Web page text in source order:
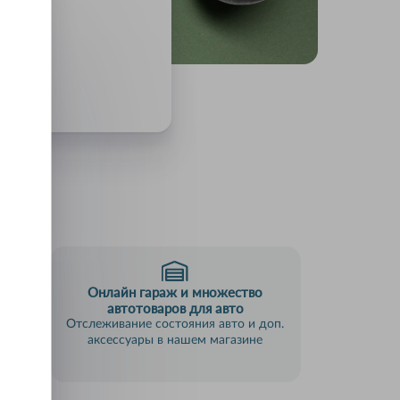
Онлайн гараж и множество
автотоваров для авто
Отслеживание состояния авто и доп.
аксессуары в нашем магазине